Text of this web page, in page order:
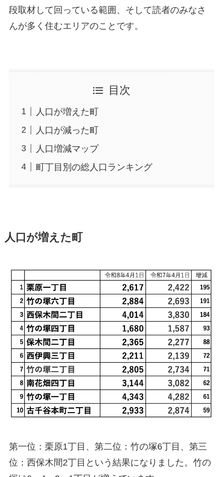
段取材して回っている範囲、そして読者のみなさ
んが多く住むエリアのことです。
目次
人口が増えた町
人口が減った町
人口増減マップ
町丁目別の総人口ランキング
人口が増えた町
第一位：栗原1丁目、第二位：竹の塚6丁目、第三
位：西保木間2丁目という結果になりました。竹の